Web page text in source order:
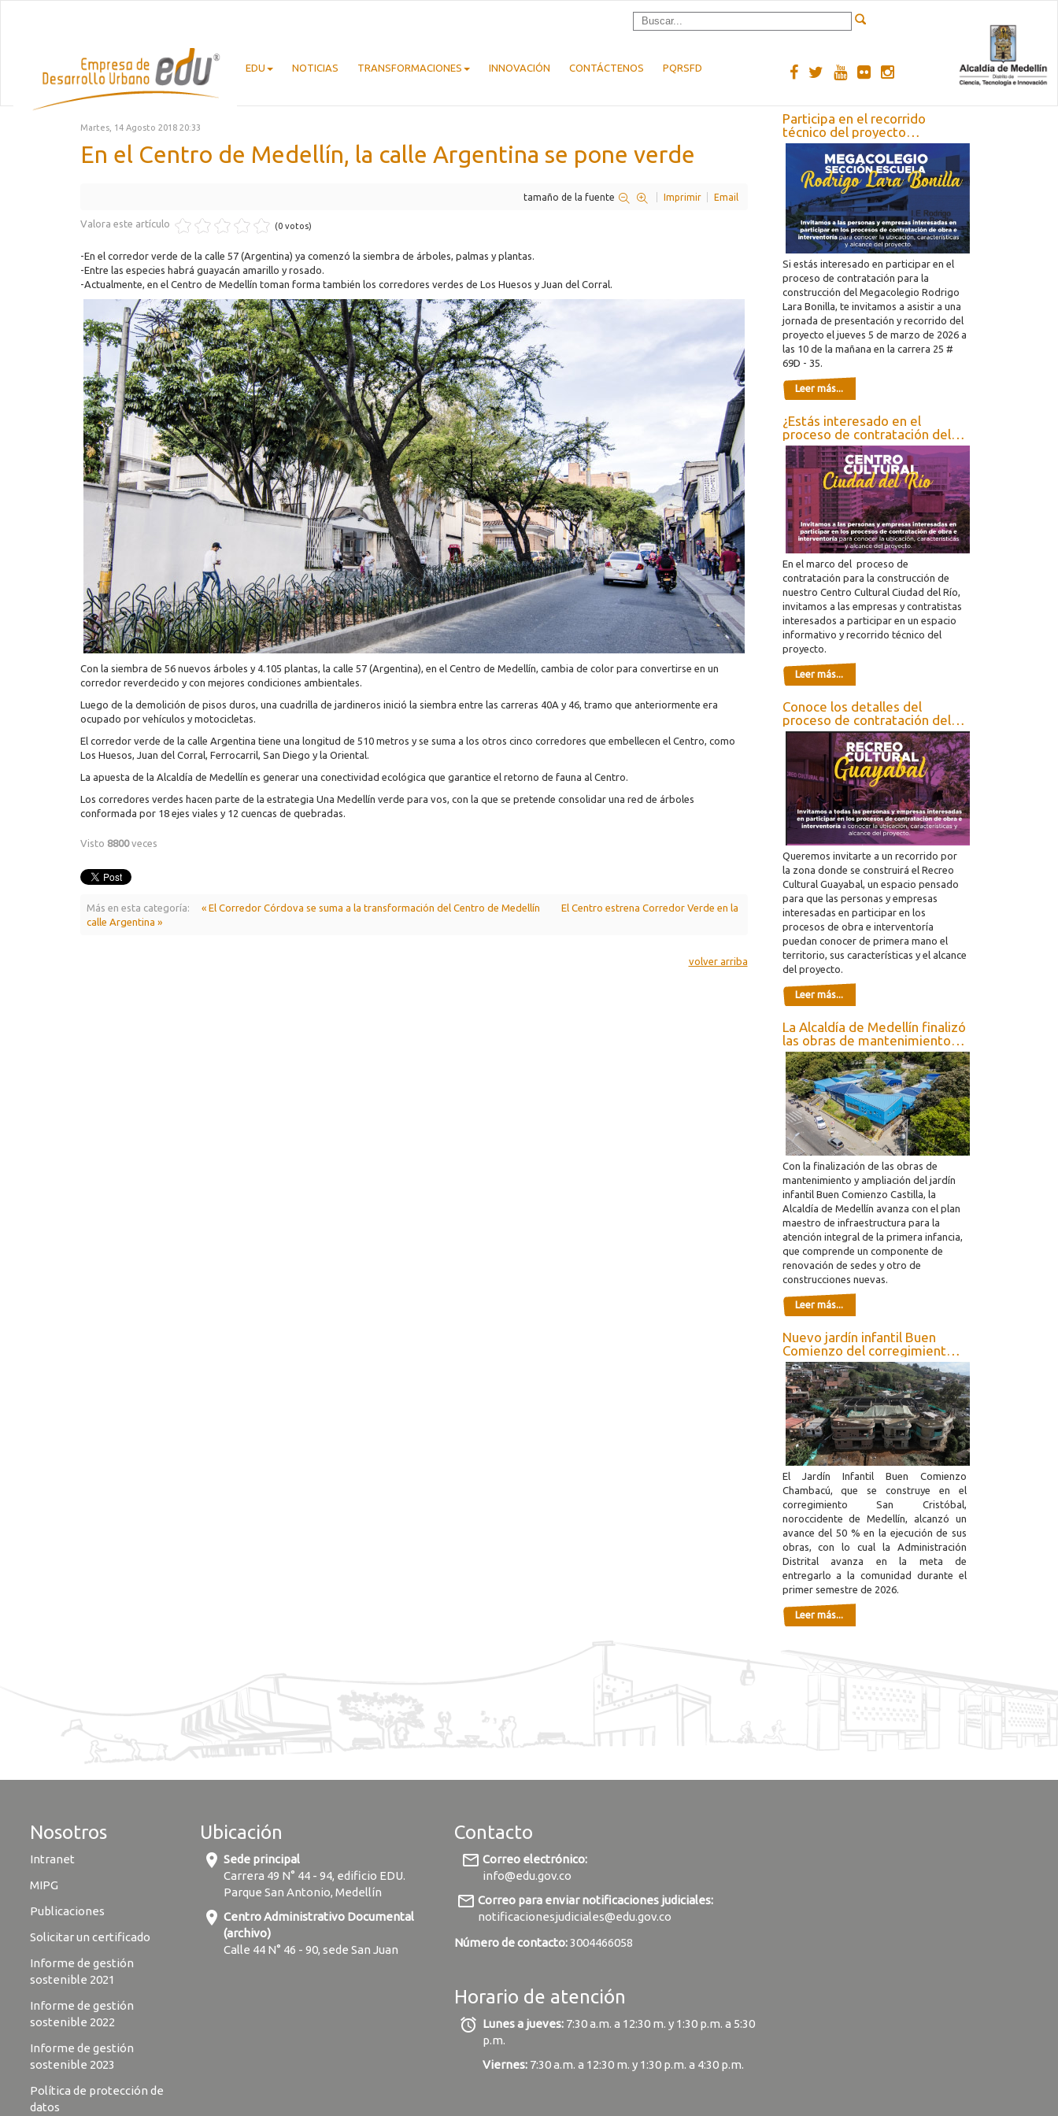
EDU NOTICIAS TRANSFORMACIONES INNOVACIÓN CONTÁCTENOS PQRSFD
Martes, 14 Agosto 2018 20:33
En el Centro de Medellín, la calle Argentina se pone verde
tamaño de la fuente Imprimir Email
Valora este artículo (0 votos)
-En el corredor verde de la calle 57 (Argentina) ya comenzó la siembra de árboles, palmas y plantas.
-Entre las especies habrá guayacán amarillo y rosado.
-Actualmente, en el Centro de Medellín toman forma también los corredores verdes de Los Huesos y Juan del Corral.
Con la siembra de 56 nuevos árboles y 4.105 plantas, la calle 57 (Argentina), en el Centro de Medellín, cambia de color para convertirse en un
corredor reverdecido y con mejores condiciones ambientales.
Luego de la demolición de pisos duros, una cuadrilla de jardineros inició la siembra entre las carreras 40A y 46, tramo que anteriormente era
ocupado por vehículos y motocicletas.
El corredor verde de la calle Argentina tiene una longitud de 510 metros y se suma a los otros cinco corredores que embellecen el Centro, como
Los Huesos, Juan del Corral, Ferrocarril, San Diego y la Oriental.
La apuesta de la Alcaldía de Medellín es generar una conectividad ecológica que garantice el retorno de fauna al Centro.
Los corredores verdes hacen parte de la estrategia Una Medellín verde para vos, con la que se pretende consolidar una red de árboles
conformada por 18 ejes viales y 12 cuencas de quebradas.
Visto 8800veces
Más en esta categoría: « El Corredor Córdova se suma a la transformación del Centro de Medellín
El Centro estrena Corredor Verde en la
calle Argentina »
volver arriba
Participa en el recorrido
técnico del proyecto
Megacolegio Rodrigo Lara
Si estás interesado en participar en el
proceso de contratación para la
construcción del Megacolegio Rodrigo
Lara Bonilla, te invitamos a asistir a una
jornada de presentación y recorrido del
proyecto el jueves 5 de marzo de 2026 a
las 10 de la mañana en la carrera 25 #
69D - 35.
Leer más...
¿Estás interesado en el
proceso de contratación del
Centro Cultural Ciudad del Río?
En el marco del proceso de
contratación para la construcción de
nuestro Centro Cultural Ciudad del Río,
invitamos a las empresas y contratistas
interesados a participar en un espacio
informativo y recorrido técnico del
proyecto.
Leer más...
Conoce los detalles del
proceso de contratación del
Recreo Guayabal
Queremos invitarte a un recorrido por
la zona donde se construirá el Recreo
Cultural Guayabal, un espacio pensado
para que las personas y empresas
interesadas en participar en los
procesos de obra e interventoría
puedan conocer de primera mano el
territorio, sus características y el alcance
del proyecto.
Leer más...
La Alcaldía de Medellín finalizó
las obras de mantenimiento y
ampliación del jardín infantil
Buen Comienzo Castilla
Con la finalización de las obras de
mantenimiento y ampliación del jardín
infantil Buen Comienzo Castilla, la
Alcaldía de Medellín avanza con el plan
maestro de infraestructura para la
atención integral de la primera infancia,
que comprende un componente de
renovación de sedes y otro de
construcciones nuevas.
Leer más...
Nuevo jardín infantil Buen
Comienzo del corregimiento
San Cristóbal de Medellín, ya
tiene un avance del 50 %
El Jardín Infantil Buen Comienzo
Chambacú, que se construye en el
corregimiento San Cristóbal,
noroccidente de Medellín, alcanzó un
avance del 50 % en la ejecución de sus
obras, con lo cual la Administración
Distrital avanza en la meta de
entregarlo a la comunidad durante el
primer semestre de 2026.
Leer más...
Nosotros
Intranet
MIPG
Publicaciones
Solicitar un certificado
Informe de gestión
sostenible 2021
Informe de gestión
sostenible 2022
Informe de gestión
sostenible 2023
Política de protección de
datos
Ubicación
location_on Sede principal
Carrera 49 N° 44 - 94, edificio EDU.
Parque San Antonio, Medellín
location_on Centro Administrativo Documental
(archivo)
Calle 44 N° 46 - 90, sede San Juan
Contacto
mail_outline Correo electrónico:
info@edu.gov.co
mail_outline Correo para enviar notificaciones judiciales:
notificacionesjudiciales@edu.gov.co
Número de contacto:3004466058
Horario de atención
alarm Lunes a jueves: 7:30 a.m. a 12:30 m. y 1:30 p.m. a 5:30
p.m.
Viernes: 7:30 a.m. a 12:30 m. y 1:30 p.m. a 4:30 p.m.